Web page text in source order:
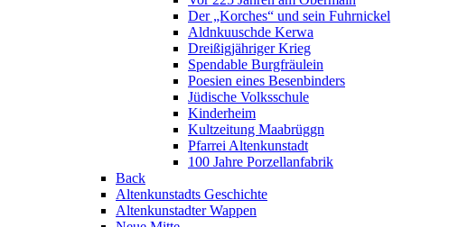
Der „Korches“ und sein Fuhrnickel
Aldnkuuschde Kerwa
Dreißigjähriger Krieg
Spendable Burgfräulein
Poesien eines Besenbinders
Jüdische Volksschule
Kinderheim
Kultzeitung Maabrüggn
Pfarrei Altenkunstadt
100 Jahre Porzellanfabrik
Back
Altenkunstadts Geschichte
Altenkunstadter Wappen